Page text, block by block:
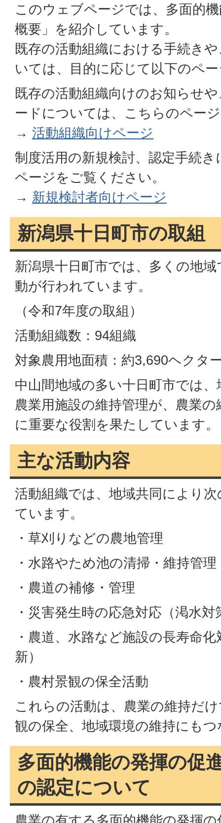
このウェブページでは、多面的
概要」を紹介しています。
既存の活動組織における手続き
いては、目的に応じて以下のペ
既存の活動組織向けのお知らせ
ードについては、こちらのペー
→ 活動組織向けページ
制度活用の新規検討、認定手続
ページをご覧ください。
→ 新規検討者向けページ
新潟県十日町市の取組
新潟県十日町市では、多くの地
動が行われています。
（令和7年度の取組）
活動組織数：94組織
対象農用地面積：約3,690ヘクタ
中山間地域の多い十日町市では
農業用施設の維持管理が、農業
に重要な役割を果たしています。
主な活動内容
活動組織では、地域共同により
ています。
・草刈りなどの農地管理
・水路やため池の清掃・維持管理
・農道の補修・管理
・災害発生時の応急対応（渇水
・農道、水路など施設の長寿命
新）
・農村景観の保全活動
これらの活動は、農業の維持だ
観の保全、地域環境の維持にも
多面的機能の発揮の促
の認定について